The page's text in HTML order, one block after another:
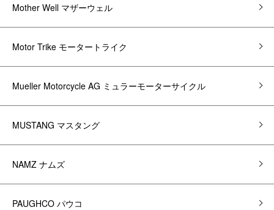
Mother Well マザーウェル
Motor Trike モータートライク
Mueller Motorcycle AG ミュラーモーターサイクル
MUSTANG マスタング
NAMZ ナムズ
PAUGHCO パウコ